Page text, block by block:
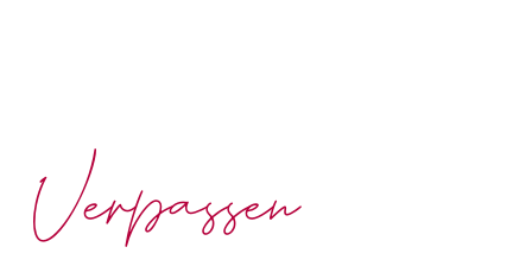
Verpassen